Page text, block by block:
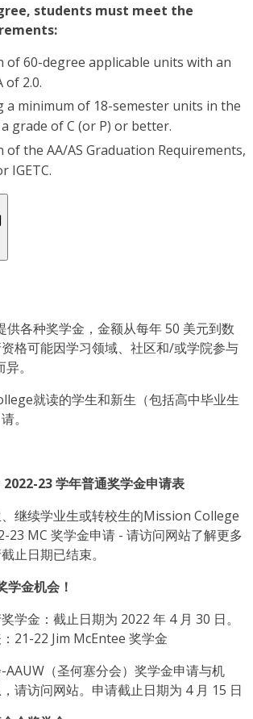
students must meet the
of 60-degree applicable units with an
of 2.0.
a minimum of 18-semester units in the
grade of C (or P) or better.
of the AA/AS Graduation Requirements,
IGETC.
各种奖学金，金额从每年 50 美元到数
格可能因学习领域、社区和/或学院参与
。
就读的学生和新生（包括高中毕业生
。
23 学年普通奖学金申请表
继续学业生或转校生的Mission College
23 MC 奖学金申请 - 请访问网站了解更多
止日期已结束。
学金机会！
学金：截止日期为 2022 年 4 月 30 日。
21-22 Jim McEntee 奖学金
AAUW（圣何塞分会）奖学金申请与机
请访问网站。申请截止日期为 4 月 15 日